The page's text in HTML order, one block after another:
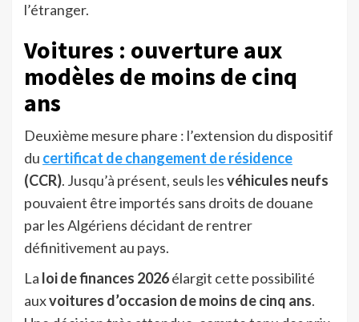
l’étranger.
Voitures : ouverture aux
modèles de moins de cinq
ans
Deuxième mesure phare : l’extension du dispositif
du certificat de changement de résidence
(CCR). Jusqu’à présent, seuls lesvéhicules neufs
pouvaient être importés sans droits de douane
par les Algériens décidant de rentrer
définitivement au pays.
La loi de finances 2026élargit cette possibilité
auxvoitures d’occasion de moins de cinq ans.